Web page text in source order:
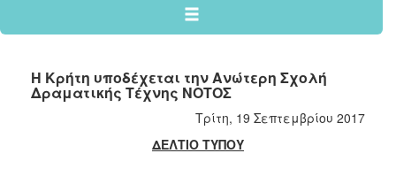
2024
2022
Η Κρήτη υποδέχεται την Ανώτερη Σχολή
Δραματικής Τέχνης ΝΟΤΟΣ
Τρίτη, 19 Σεπτεμβρίου 2017
ΔΕΛΤΙΟ ΤΥΠΟΥ